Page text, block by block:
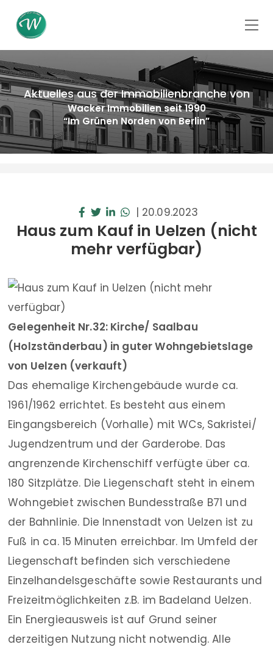
Aktuelles aus der Immobilienbranche von
Wacker Immobilien seit 1990
“Im Grünen Norden von Berlin”
| 20.09.2023
Haus zum Kauf in Uelzen (nicht
mehr verfügbar)
Gelegenheit Nr.32: Kirche/ Saalbau
(Holzständerbau) in guter Wohngebietslage
von Uelzen (verkauft)
Das ehemalige Kirchengebäude wurde ca.
1961/1962 errichtet. Es besteht aus einem
Eingangsbereich (Vorhalle) mit WCs, Sakristei/
Jugendzentrum und der Garderobe. Das
angrenzende Kirchenschiff verfügte über ca.
180 Sitzplätze. Die Liegenschaft steht in einem
Wohngebiet zwischen Bundesstraße B71 und
der Bahnlinie. Die Innenstadt von Uelzen ist zu
Fuß in ca. 15 Minuten erreichbar. Im Umfeld der
Liegenschaft befinden sich verschiedene
Einzelhandelsgeschäfte sowie Restaurants und
Freizeitmöglichkeiten z.B. im Badeland Uelzen.
Ein Energieausweis ist auf Grund seiner
derzeitigen Nutzung nicht notwendig. Alle